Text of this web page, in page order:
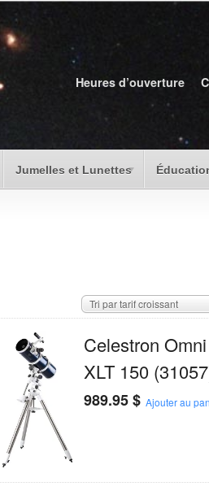
Heures d’ouverture
Jumelles et Lunettes
Tri par tarif croissant
Celestron Omni
XLT 150
989.95$ Ajouter au